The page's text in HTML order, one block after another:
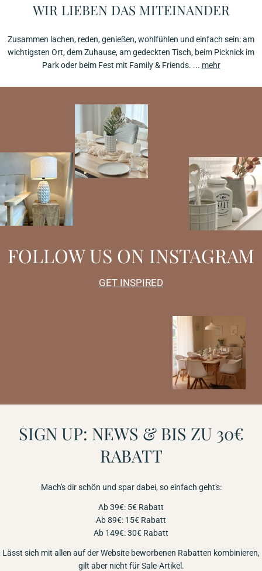
WIR LIEBEN DAS MITEINANDER
Zusammen lachen, reden, genießen, wohlfühlen und einfach sein: am
wichtigsten Ort, dem Zuhause, am gedeckten Tisch, beim Picknick im
Park oder beim Fest mit Family & Friends. ... mehr
FOLLOW US ON INSTAGRAM
GET INSPIRED
SIGN UP: NEWS & BIS ZU 30€
RABATT
Mach's dir schön und spar dabei, so einfach geht's:
Ab 39€: 5€ Rabatt
Ab 89€: 15€ Rabatt
Ab 149€: 30€ Rabatt
Lässt sich mit allen auf der Website beworbenen Rabatten kombinieren,
gilt aber nicht für Sale-Artikel.